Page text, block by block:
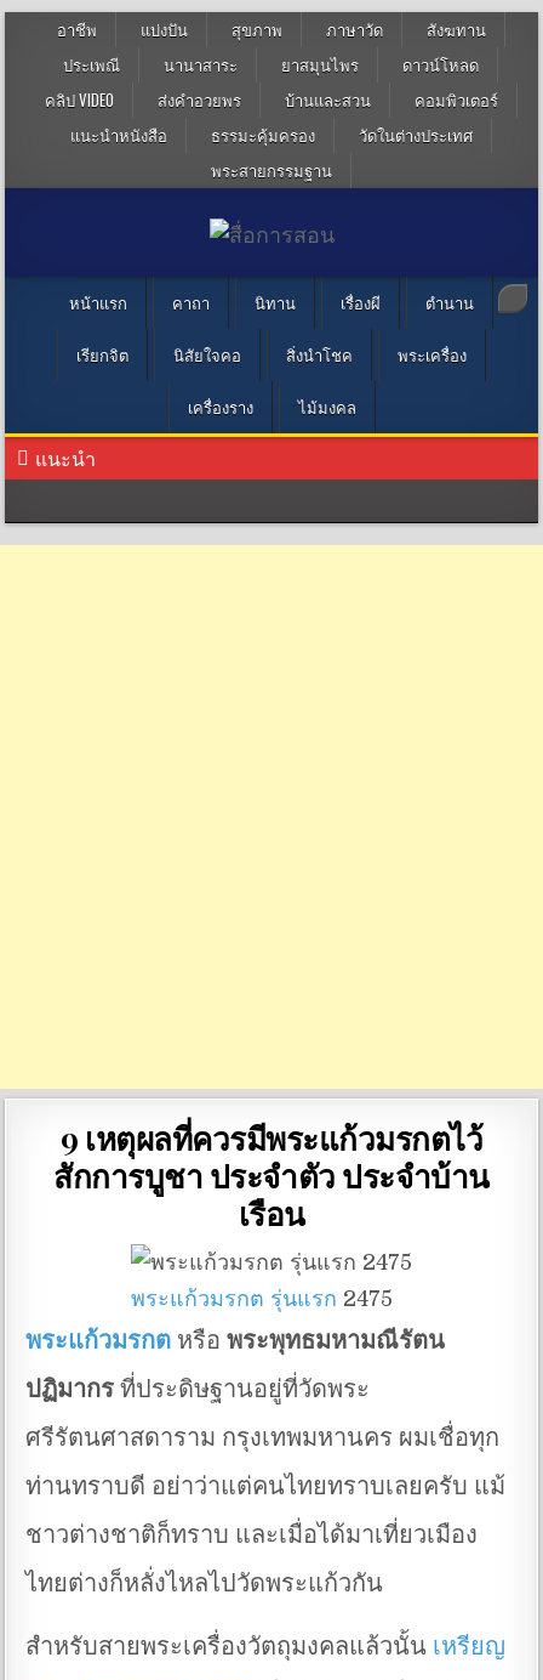
อาชีพ แบ่งปัน สุขภาพ ภาษาวัด
สังฆทาน
ประเพณี
นานาสาระ ยาสมุนไพร
ดาวน์โหลด
คลิป VIDEO
ส่งคำอวยพร บ้านและสวน
คอมพิวเตอร์
แนะนำหนังสือ
ธรรมะคุ้มครอง
วัดในต่างประเทศ
พระสายกรรมฐาน
หน้าแรก คาถา นิทาน เรื่องผี ตำนาน
เรียกจิต นิสัยใจคอ สิ่งนำโชค พระเครื่อง
เครื่องราง ไม้มงคล
แนะนำ
9 เหตุผลที่ควรมีพระแก้วมรกตไว้
สักการบูชา ประจำตัว ประจำบ้าน
เรือน
พระแก้วมรกต รุ่นแรก 2475
พระแก้วมรกต หรือพระพุทธมหามณีรัตน
ปฏิมากร ที่ประดิษฐานอยู่ที่วัดพระ
ศรีรัตนศาสดาราม กรุงเทพมหานคร ผมเชื่อทุก
ท่านทราบดี อย่าว่าแต่คนไทยทราบเลยครับ แม้
ชาวต่างชาติก็ทราบ และเมื่อได้มาเที่ยวเมือง
ไทยต่างก็หลั่งไหลไปวัดพระแก้วกัน
สำหรับสายพระเครื่องวัตถุมงคลแล้วนั้น เหรียญ